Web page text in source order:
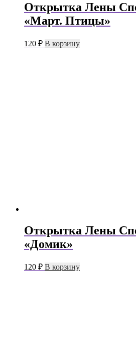
Открытка Лены
«Март. Птицы»
120 ₽ В корзину
Открытка Лены
«Домик»
120 ₽ В корзину